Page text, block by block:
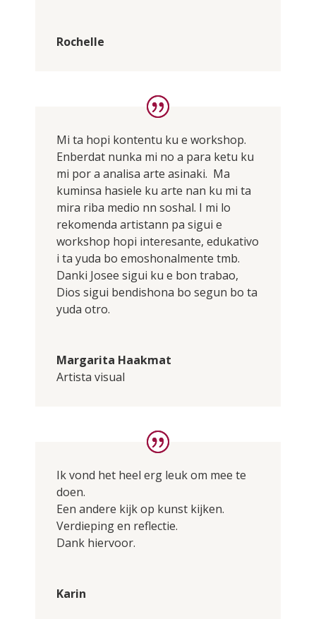
Rochelle
Mi ta hopi kontentu ku e workshop.
Enberdat nunka mi no a para ketu ku
mi por a analisa arte asinaki. Ma
kuminsa hasiele ku arte nan ku mi ta
mira riba medio nn soshal. I mi lo
rekomenda artistann pa sigui e
workshop hopi interesante, edukativo
i ta yuda bo emoshonalmente tmb.
Danki Josee sigui ku e bon trabao,
Dios sigui bendishona bo segun bo ta
yuda otro.
Margarita Haakmat
Artista visual
Ik vond het heel erg leuk om mee te
doen.
Een andere kijk op kunst kijken.
Verdieping en reflectie.
Dank hiervoor.
Karin